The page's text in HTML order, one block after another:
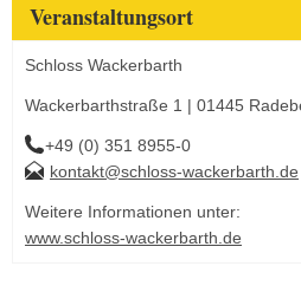
Veranstaltungsort
Schloss Wackerbarth
Wackerbarthstraße 1 | 01445
+49 (0) 351 8955-0
kontakt@schloss-wackerbarth.de
Weitere Informationen unter:
www.schloss-wackerbarth.de